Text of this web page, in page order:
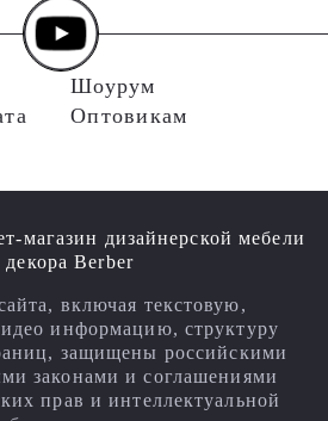
Шоурум
Оптовикам
магазин дизайнерской мебели
декора Berber
включая текстовую,
информацию, структуру
защищены российскими
законами и соглашениями
прав и интеллектуальной